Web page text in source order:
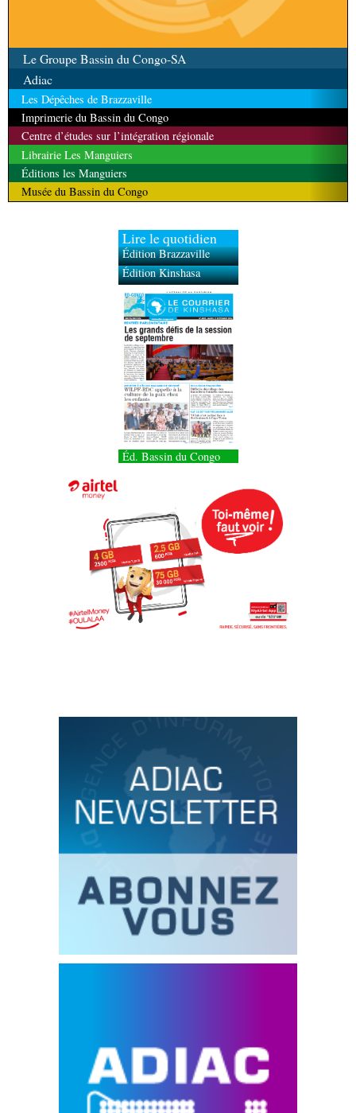
Le Groupe Bassin du Congo-SA
Adiac
Les Dépêches de Brazzaville
Imprimerie du Bassin du Congo
Centre d’études sur l’intégration régionale
Librairie Les Manguiers
Éditions les Manguiers
Musée du Bassin du Congo
Lire le quotidien
Édition Brazzaville
Édition Kinshasa
Éd. Bassin du Congo